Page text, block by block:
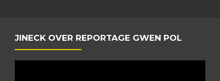
JINECK OVER REPORTAGE GWEN POL